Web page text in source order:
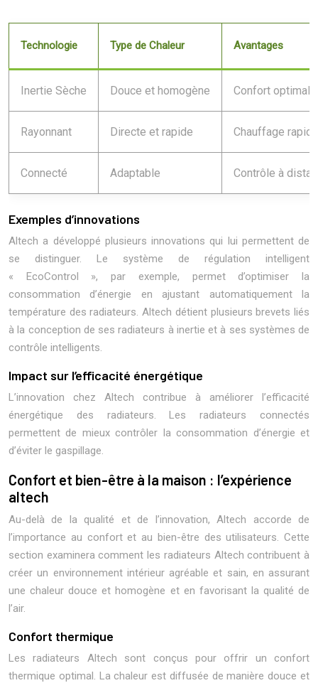
Technologie Type de Chaleur Avantages
Inertie Sèche Douce et homogène Confort optimal,
Rayonnant Directe et rapide Chauffage
Connecté Adaptable Contrôle à
Exemples d’innovations
Altech a développé plusieurs innovations qui lui permettent de
se distinguer. Le système de régulation intelligent
« EcoControl », par exemple, permet d’optimiser la
consommation d’énergie en ajustant automatiquement la
température des radiateurs. Altech détient plusieurs brevets liés
à la conception de ses radiateurs à inertie et à ses systèmes de
contrôle intelligents.
Impact sur l’efficacité énergétique
L’innovation chez Altech contribue à améliorer l’efficacité
énergétique des radiateurs. Les radiateurs connectés
permettent de mieux contrôler la consommation d’énergie et
d’éviter le gaspillage.
Confort et bien-être à la maison : l’expérience
altech
Au-delà de la qualité et de l’innovation, Altech accorde de
l’importance au confort et au bien-être des utilisateurs. Cette
section examinera comment les radiateurs Altech contribuent à
créer un environnement intérieur agréable et sain, en assurant
une chaleur douce et homogène et en favorisant la qualité de
l’air.
Confort thermique
Les radiateurs Altech sont conçus pour offrir un confort
thermique optimal. La chaleur est diffusée de manière douce et